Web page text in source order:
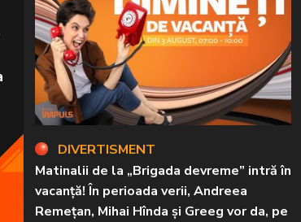
DIVERTISMENT
Matinalii de la „Brigada devreme” intră în
vacanță! În perioada verii, Andreea
Remețan, Mihai Hînda și Greeg vor da, pe